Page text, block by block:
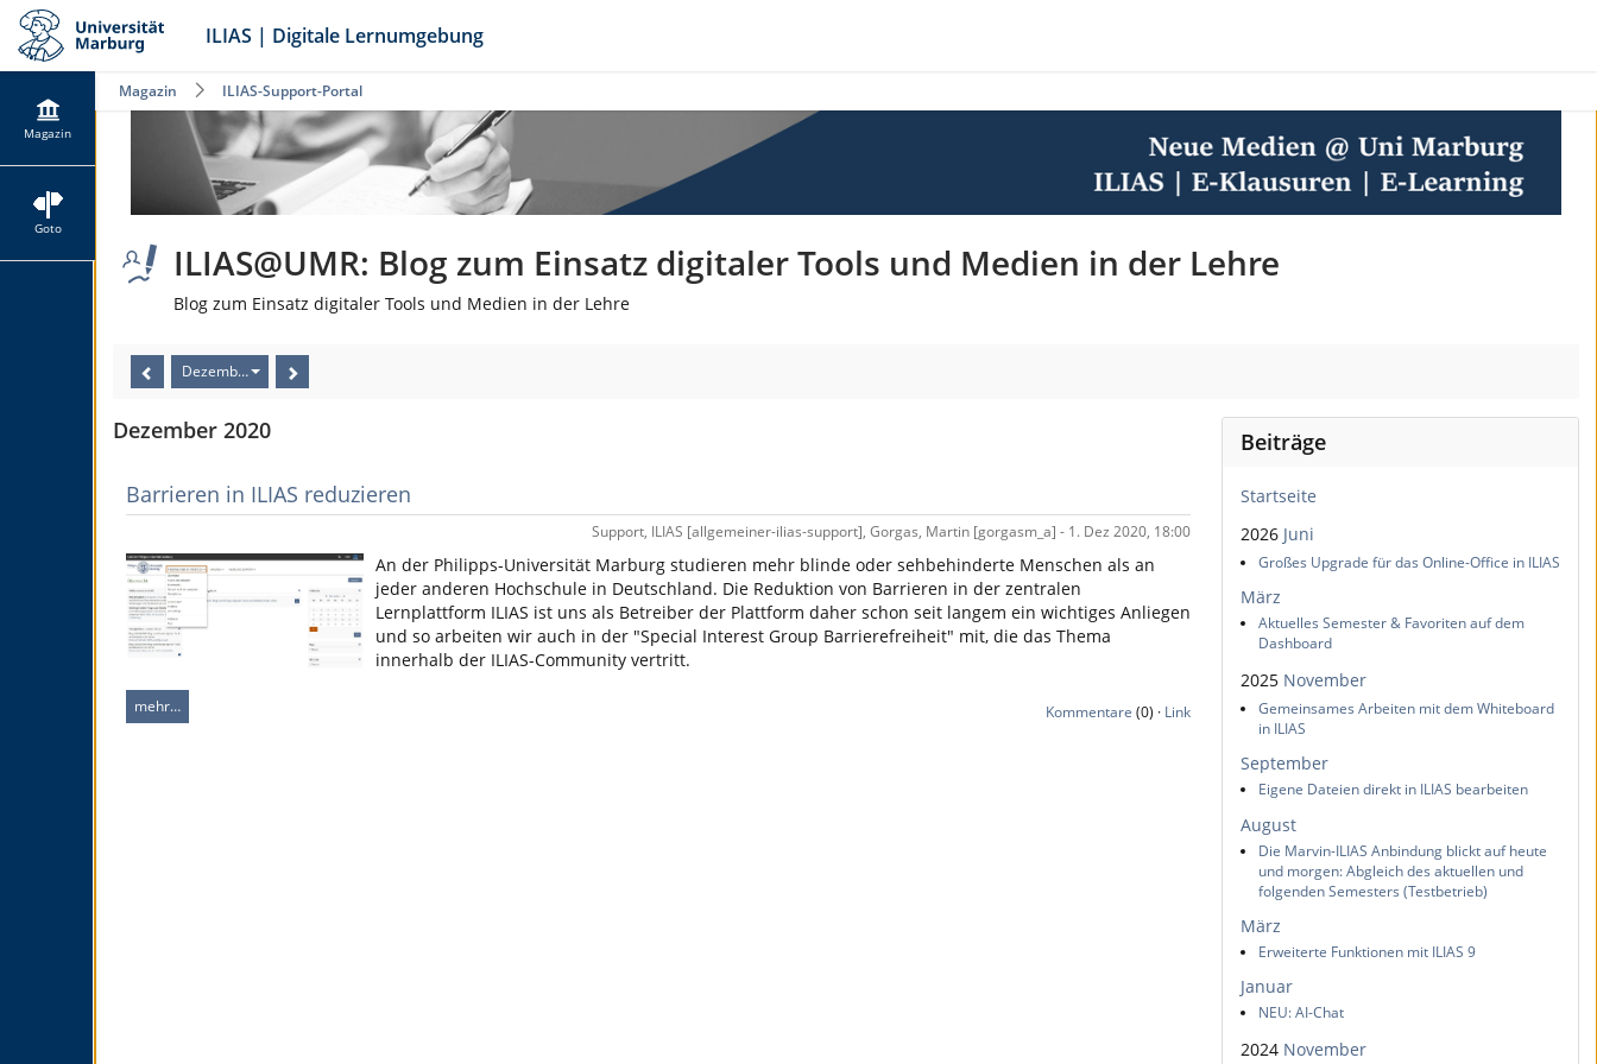
ILIAS | Digitale Lernumgebung
Magazin
Goto
Magazin ILIAS-Support-Portal
ILIAS@UMR: Blog zum Einsatz digitaler Tools und Medien in der Lehre
Blog zum Einsatz digitaler Tools und Medien in der Lehre
Dezember 2020
Dezember 2020
Barrieren in ILIAS reduzieren
Support, ILIAS [allgemeiner-ilias-support], Gorgas, Martin [gorgasm_a] - 1. Dez 2020, 18:00
An der Philipps-Universität Marburg studieren mehr blinde oder sehbehinderte Menschen als an
jeder anderen Hochschule in Deutschland. Die Reduktion von Barrieren in der zentralen
Lernplattform ILIAS ist uns als Betreiber der Plattform daher schon seit langem ein wichtiges Anliegen
und so arbeiten wir auch in der "Special Interest Group Barrierefreiheit" mit, die das Thema
innerhalb der ILIAS-Community vertritt.
mehr… Kommentare (0) · Link
Beiträge
Startseite
2026 Juni
Großes Upgrade für das Online-Office in ILIAS
März
Aktuelles Semester & Favoriten auf dem
Dashboard
2025 November
Gemeinsames Arbeiten mit dem Whiteboard
in ILIAS
September
Eigene Dateien direkt in ILIAS bearbeiten
August
Die Marvin-ILIAS Anbindung blickt auf heute
und morgen: Abgleich des aktuellen und
folgenden Semesters (Testbetrieb)
März
Erweiterte Funktionen mit ILIAS 9
Januar
NEU: AI-Chat
2024 November